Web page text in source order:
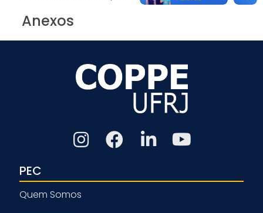
Anexos
PEC
Quem Somos